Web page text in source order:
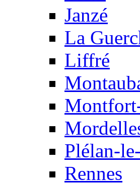
Janzé
La
Liffré
Plélan-
Rennes